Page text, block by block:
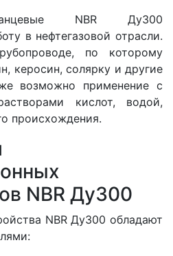
NBR Ду300
в нефтегазовой отрасли.
по которому
керосин, солярку и другие
возможно применение с
кислот, водой,
происхождения.
NBR Ду300
NBR Ду300 обладают